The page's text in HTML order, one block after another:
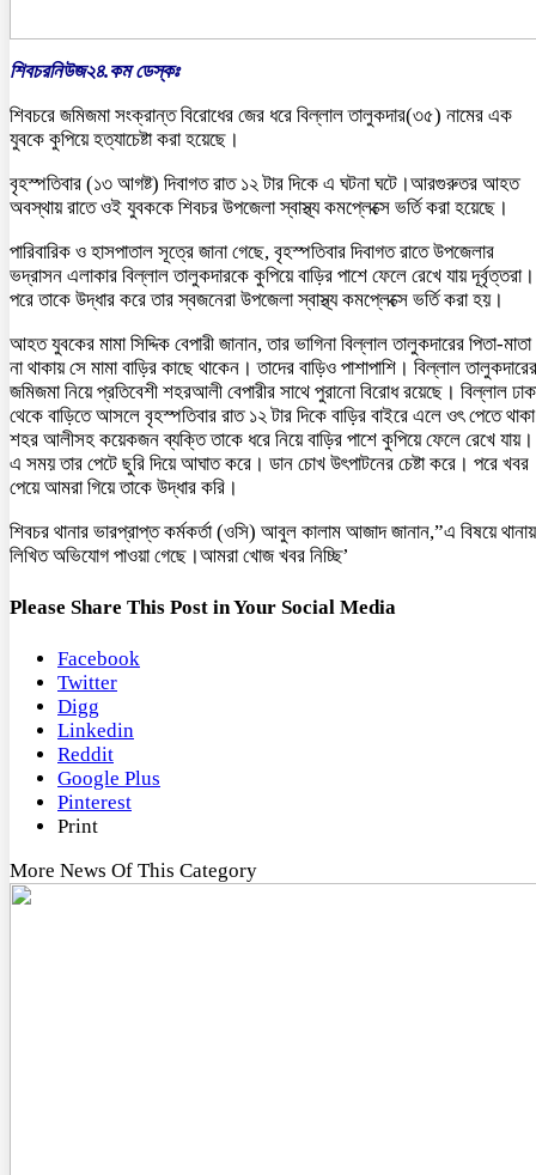
শিবচরনিউজ২৪.কম ডেস্কঃ
শিবচরে জমিজমা সংক্রান্ত বিরোধের জের ধরে বিল্লাল তালুকদার(৩৫) নামের এক
যুবকে কুপিয়ে হত্যাচেষ্টা করা হয়েছে।
বৃহস্পতিবার (১৩ আগষ্ট) দিবাগত রাত ১২ টার দিকে এ ঘটনা ঘটে।আরগুরুতর আহত
অবস্থায় রাতে ওই যুবককে শিবচর উপজেলা স্বাস্থ্য কমপ্লেক্সে ভর্তি করা হয়েছে।
পারিবারিক ও হাসপাতাল সূত্রে জানা গেছে, বৃহস্পতিবার দিবাগত রাতে উপজেলার
ভদ্রাসন এলাকার বিল্লাল তালুকদারকে কুপিয়ে বাড়ির পাশে ফেলে রেখে যায় দূর্বৃত্তরা।
পরে তাকে উদ্ধার করে তার স্বজনেরা উপজেলা স্বাস্থ্য কমপ্লেক্সে ভর্তি করা হয়।
আহত যুবকের মামা সিদ্দিক বেপারী জানান, তার ভাগিনা বিল্লাল তালুকদারের পিতা-মাতা
না থাকায় সে মামা বাড়ির কাছে থাকেন। তাদের বাড়িও পাশাপাশি। বিল্লাল তালুকদারের
জমিজমা নিয়ে প্রতিবেশী শহরআলী বেপারীর সাথে পুরানো বিরোধ রয়েছে। বিল্লাল
থেকে বাড়িতে আসলে বৃহস্পতিবার রাত ১২ টার দিকে বাড়ির বাইরে এলে ওৎ পেতে থাকা
শহর আলীসহ কয়েকজন ব্যক্তি তাকে ধরে নিয়ে বাড়ির পাশে কুপিয়ে ফেলে রেখে যায়।
এ সময় তার পেটে ছুরি দিয়ে আঘাত করে। ডান চোখ উৎপাটনের চেষ্টা করে। পরে খবর
পেয়ে আমরা গিয়ে তাকে উদ্ধার করি।
শিবচর থানার ভারপ্রাপ্ত কর্মকর্তা (ওসি) আবুল কালাম আজাদ জানান,”এ বিষয়ে থানায়
লিখিত অভিযোগ পাওয়া গেছে।আমরা খোজ খবর নিচ্ছি’
Please Share This Post in Your Social Media
Facebook
Twitter
Digg
Linkedin
Reddit
Google Plus
Pinterest
Print
More News Of This Category